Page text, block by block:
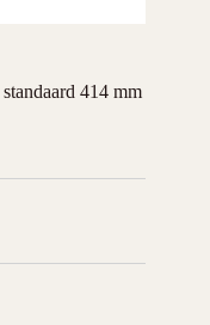
414 mm